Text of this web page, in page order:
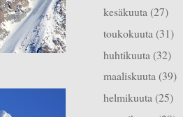
kesäkuuta (27)
toukokuuta (31)
huhtikuuta (32)
maaliskuuta(39)
helmikuuta(25)